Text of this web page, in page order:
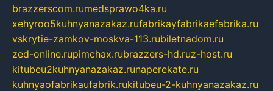
brazzerscom.rumedsprawo4ka.ru
xehyroo5kuhnyanazakaz.rufabrikayfabrikaefabrika.ru
vskrytie-zamkov-moskva-113.rubiletnadom.ru
zed-online.rupimchax.rubrazzers-hd.ruz-host.ru
kitubeu2kuhnyanazakaz.runaperekate.ru
kuhnyaofabrikaufabrik.rukitubeu-2-kuhnyanazakaz.ru